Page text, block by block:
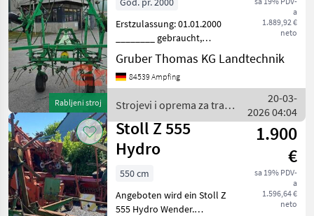
Rabljeni stroj
a
1.889,92 €
neto
Erstzulassung: 01.01.2000
________ gebraucht,
Arbeitsbreite 6, 60 m,
Dreipunkt, Hubzylinder,
hydraulisch, klappbar,
Erfassungsnummer: 89507
Strojevi i op
Gruber Thomas KG Landtechnik
84539 Ampfing
Strojevi i oprema za travu
i baliranje / Stoll
20-03-
2026 04:04
Stoll Z 555
Hydro
1.900
€
sa 19% PDV-
a
1.596,64 €
neto
550 cm
Angeboten wird ein Stoll Z
555 Hydro Wender.